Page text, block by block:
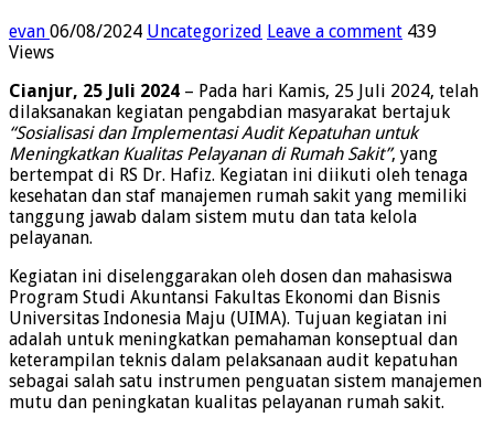
evan 06/08/2024 Uncategorized Leave a comment 439
Views
Cianjur, 25 Juli 2024 – Pada hari Kamis, 25 Juli 2024, telah
dilaksanakan kegiatan pengabdian masyarakat bertajuk
“Sosialisasi dan Implementasi Audit Kepatuhan untuk
Meningkatkan Kualitas Pelayanan di Rumah Sakit”, yang
bertempat di RS Dr. Hafiz. Kegiatan ini diikuti oleh tenaga
kesehatan dan staf manajemen rumah sakit yang memiliki
tanggung jawab dalam sistem mutu dan tata kelola
pelayanan.
Kegiatan ini diselenggarakan oleh dosen dan mahasiswa
Program Studi Akuntansi Fakultas Ekonomi dan Bisnis
Universitas Indonesia Maju (UIMA). Tujuan kegiatan ini
adalah untuk meningkatkan pemahaman konseptual dan
keterampilan teknis dalam pelaksanaan audit kepatuhan
sebagai salah satu instrumen penguatan sistem manajemen
mutu dan peningkatan kualitas pelayanan rumah sakit.